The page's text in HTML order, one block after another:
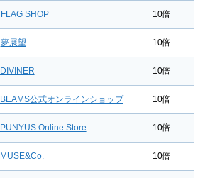
FLAG SHOP 10倍
夢展望 10倍
DIVINER 10倍
BEAMS公式オンラインショップ 10倍
PUNYUS Online Store 10倍
MUSE&Co. 10倍